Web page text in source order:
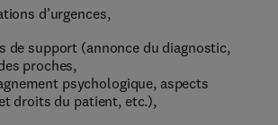
d’urgences,
de support (annonce du diagnostic,
proches,
psychologique, aspects
droits du patient, etc.),